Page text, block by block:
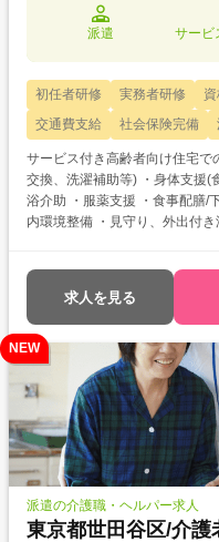
派遣
サービ
初任者研修 実務者研修
交通費支給
社会保険完備
サービス付き高齢者向け住宅での介護業務 ・生活支援
交換、洗濯補助等) ・身体支援(
浴介助 ・服薬支援 ・食事配膳/
内環境整備 ・見守り、外出付
求人を見る
NEW
派遣の介護職・ヘルパー求人
東京都世田谷区/介